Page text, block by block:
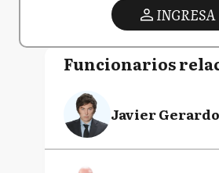
INGRESA
Funcionarios
Javier